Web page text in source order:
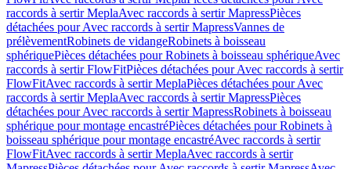
raccords à sertir MeplaAvec raccords à sertir MapressPièces
détachées pour Avec raccords à sertir MapressVannes de
prélèvementRobinets de vidangeRobinets à boisseau
sphériquePièces détachées pour Robinets à boisseau sphériqueAvec
raccords à sertir FlowFitPièces détachées pour Avec raccords à sertir
FlowFitAvec raccords à sertir MeplaPièces détachées pour Avec
raccords à sertir MeplaAvec raccords à sertir MapressPièces
détachées pour Avec raccords à sertir MapressRobinets à boisseau
sphérique pour montage encastréPièces détachées pour Robinets à
boisseau sphérique pour montage encastréAvec raccords à sertir
FlowFitAvec raccords à sertir MeplaAvec raccords à sertir